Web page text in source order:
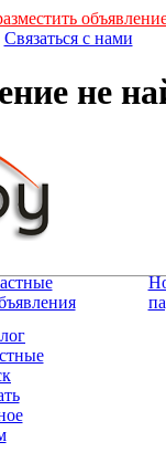
Связаться с нами
не